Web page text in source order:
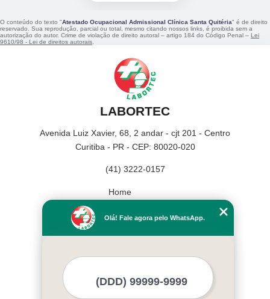
O conteúdo do texto "Atestado Ocupacional Admissional Clínica Santa Quitéria" é de direito
reservado. Sua reprodução, parcial ou total, mesmo citando nossos links, é proibida sem a
autorização do autor. Crime de violação de direito autoral – artigo 184 do Código Penal – Lei
9610/98 - Lei de direitos autorais
LABORTEC
Avenida Luiz Xavier, 68, 2 andar - cjt 201 - Centro
Curitiba - PR - CEP: 80020-020
(41) 3222-0157
Home
Missão
Serviços
Mais Serviços
Olá! Fale agora pelo WhatsApp.